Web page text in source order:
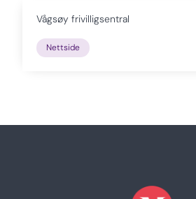
Vågsøy frivilligsentral
Nettside